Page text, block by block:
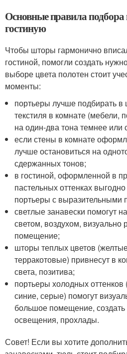
Основные правила
гостиную
Чтобы шторы гармонично
гостиной, помогли создать
выборе цвета полотен стоит
моменты:
портьеры лучше подбирать в
текстиля в комнате (мебели,
на один-два тона темнее или
если стены в комнате
лучше остановиться на
сдержанных тонов;
в гостиной, оформленной в
пастельных оттенках
портьеры с выразительными
светлые занавески помогут
светом, воздухом, визуально
помещение;
шторы теплых цветов
терракотовые) привнесут в
света, позитива;
портьеры холодных
синие, серые) помогут
большое помещение,
освещения, прохлады.
Совет! Если вы хотите